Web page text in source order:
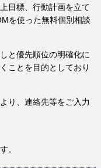
目標、行動計画を立て
を使った無料個別相談
と優先順位の明確化に
ことを目的としており
り、連絡先等をご入力
。